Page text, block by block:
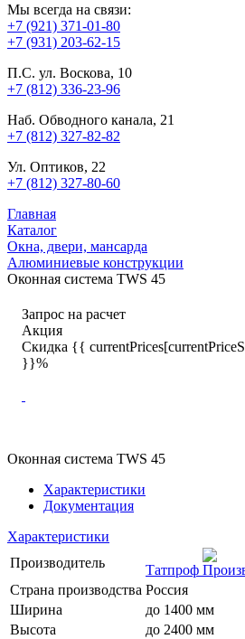
Мы всегда на связи:
+7 (921) 371-01-80
+7 (931) 203-62-15
П.С. ул. Воскова, 10
+7 (812) 336-23-96
Наб. Обводного канала, 21
+7 (812) 327-82-82
Ул. Оптиков, 22
+7 (812) 327-80-60
Главная
Каталог
Окна, двери, мансарда
Алюминиевые конструкции
Оконная система TWS 45
Запрос на расчет
Акция
Скидка {{
}}%
Оконная система TWS 45
Характеристики
Документация
Характеристики
Производитель
Татпроф
Страна производства Россия
Ширина
до 1400 мм
Высота
до 2400 мм